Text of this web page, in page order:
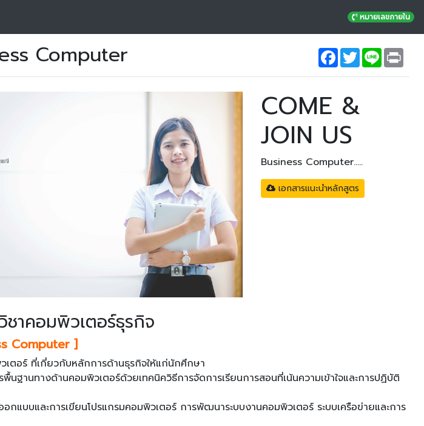
หมายเลขภายใน
Computer Facebook
TwitterLine
Next
COME &
JOIN US
Business Computer.....
เอกสารแนะนำหลักสูตร
าคอมพิวเตอร์ธุรกิจ
Computer ]
เตอร์ ที่เกี่ยวกับหลักการด้านธุรกิจให้แก่นักศึกษา
ฐานทางด้านคอมพิวเตอร์ด้วยเทคนิควิธีการจัดการเรียนการสอนที่เน้นความเข้าใจและการปฏิบัติ
กแบบและการเขียนโปรแกรมคอมพิวเตอร์ การพัฒนาระบบงานคอมพิวเตอร์ ระบบเครือข่ายและการ